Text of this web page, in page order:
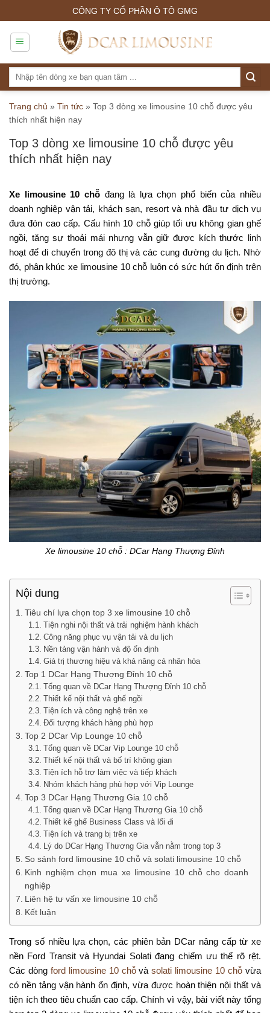
to
content
CÔNG TY CỔ PHẦN Ô TÔ GMG
Tìm
kiếm:
Trang chủ » Tin tức » Top 3 dòng xe limousine 10 chỗ được yêu
thích nhất hiện nay
Top 3 dòng xe limousine 10 chỗ được yêu
thích nhất hiện nay
Xe limousine 10 chỗđang là lựa chọn phổ biến của nhiều
doanh nghiệp vận tải, khách sạn, resort và nhà đầu tư dịch vụ
đưa đón cao cấp. Cấu hình 10 chỗ giúp tối ưu không gian ghế
ngồi, tăng sự thoải mái nhưng vẫn giữ được kích thước linh
hoạt để di chuyển trong đô thị và các cung đường du lịch. Nhờ
đó, phân khúc xe limousine 10 chỗ luôn có sức hút ổn định trên
thị trường.
Xe limousine 10 chỗ : DCar Hạng Thượng Đỉnh
Nội dung
Tiêu chí lựa chọn top 3 xe limousine 10 chỗ
Tiện nghi nội thất và trải nghiệm hành khách
Công năng phục vụ vận tải và du lịch
Nền tảng vận hành và độ ổn định
Giá trị thương hiệu và khả năng cá nhân hóa
Top 1 DCar Hạng Thượng Đỉnh 10 chỗ
Tổng quan về DCar Hạng Thượng Đỉnh 10 chỗ
Thiết kế nội thất và ghế ngồi
Tiện ích và công nghệ trên xe
Đối tượng khách hàng phù hợp
Top 2 DCar Vip Lounge 10 chỗ
Tổng quan về DCar Vip Lounge 10 chỗ
Thiết kế nội thất và bố trí không gian
Tiện ích hỗ trợ làm việc và tiếp khách
Nhóm khách hàng phù hợp với Vip Lounge
Top 3 DCar Hạng Thương Gia 10 chỗ
Tổng quan về DCar Hạng Thương Gia 10 chỗ
Thiết kế ghế Business Class và lối đi
Tiện ích và trang bị trên xe
Lý do DCar Hạng Thương Gia vẫn nằm trong top 3
So sánh ford limousine 10 chỗ và solati limousine 10 chỗ
Kinh nghiệm chọn mua xe limousine 10 chỗ cho doanh
nghiệp
Liên hệ tư vấn xe limousine 10 chỗ
Kết luận
Trong số nhiều lựa chọn, các phiên bản DCar nâng cấp từ xe
nền Ford Transit và Hyundai Solati đang chiếm ưu thế rõ rệt.
Các dòngford limousine 10 chỗvàsolati limousine 10 chỗ vừa
có nền tảng vận hành ổn định, vừa được hoàn thiện nội thất và
tiện ích theo tiêu chuẩn cao cấp. Chính vì vậy, bài viết này tổng